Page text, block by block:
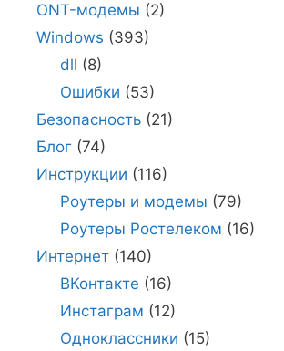
ONT-модемы (2)
Windows (393)
dll (8)
Ошибки (53)
Безопасность (21)
Блог (74)
Инструкции (116)
Роутеры и модемы (79)
Роутеры Ростелеком (16)
Интернет (140)
ВКонтакте (16)
Инстаграм (12)
Одноклассники (15)